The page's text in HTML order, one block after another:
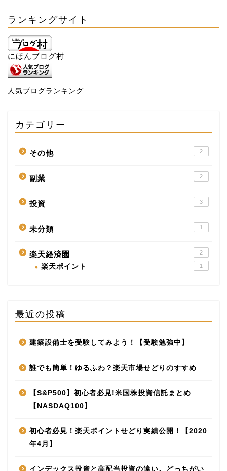
ランキングサイト
にほんブログ村
人気ブログランキング
カテゴリー
その他 2
副業 2
投資 3
未分類 1
楽天経済圏 2
楽天ポイント 1
最近の投稿
建築設備士を受験してみよう！【受験勉強中】
誰でも簡単！ゆるふわ？楽天市場せどりのすすめ
【S&P500】初心者必見!米国株投資信託まとめ
【NASDAQ100】
初心者必見！楽天ポイントせどり実績公開！【2020
年4月】
インデックス投資と高配当投資の違い。どっちがい